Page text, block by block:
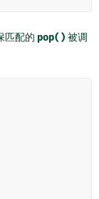
匹配的 pop() 被调